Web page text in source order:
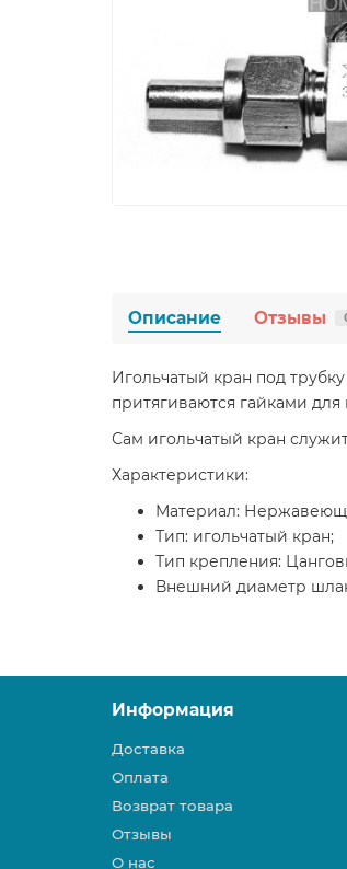
Описание Отзывы
Игольчатый кран под
притягиваются гайками
Сам игольчатый кран
Характеристики:
Материал:
Тип: игольчатый кран;
Тип крепления:
Внешний диаметр
Информация
Доставка
Оплата
Возврат товара
Отзывы
О нас